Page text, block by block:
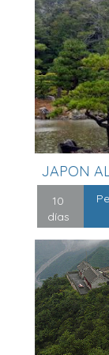
JAPON
10
días